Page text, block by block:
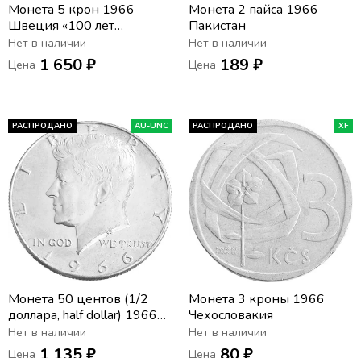
Монета 5 крон 1966
Швеция «100 лет
Конституционной
реформе»
Нет в наличии
Цена 1 650 ₽
Монета 2 пайса 1966
Пакистан
Нет в наличии
Цена 189 ₽
РАСПРОДАНО AU-UNC
Монета 50 центов (1/2
доллара, half dollar) 1966
США (Кеннеди)
Нет в наличии
Цена
РАСПРОДАНО XF
Монета 3 кроны 1966
Чехословакия
Нет в наличии
Цена